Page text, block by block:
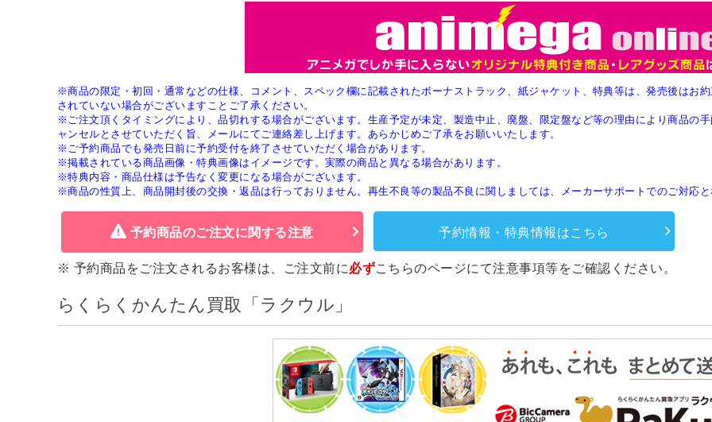
※商品の限定・初回・通常などの仕様、コメント、スペック欄に記載されたボーナストラック、紙ジャケット、特典等は、発売後はお
されていない場合がございますことご了承ください。
※ご注文頂くタイミングにより、品切れする場合がございます。生産予定が未定、製造中止、廃盤、限定盤など等の理由により商品の
ャンセルとさせていただく旨、メールにてご連絡差し上げます。あらかじめご了承をお願いいたします。
※ご予約商品でも発売日前に予約受付を終了させていただく場合があります。
※掲載されている商品画像・特典画像はイメージです。実際の商品と異なる場合があります。
※特典内容・商品仕様は予告なく変更になる場合がございます。
※商品の性質上、商品開封後の交換・返品は行っておりません。再生不良等の製品不良に関しましては、メーカーサポートでのご対応
予約商品のご注文に関する注意 予約情報・特典情報はこちら
※ 予約商品をご注文されるお客様は、ご注文前に必ずこちらのページにて注意事項等をご確認ください。
らくらくかんたん買取「ラクウル」